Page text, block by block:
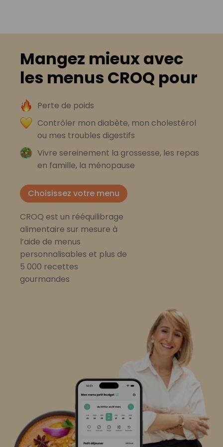
Mangez mieux avec
les menus CROQ pour
Perte de poids
Contrôler mon diabète, mon cholestérol
ou mes troubles digestifs
Vivre sereinement la grossesse, les repas
en famille, la ménopause
Choisissez votre menu
CROQ est un rééquilibrage
alimentaire sur mesure à
l’aide de menus
personnalisables et plus de
5 000 recettes
gourmandes